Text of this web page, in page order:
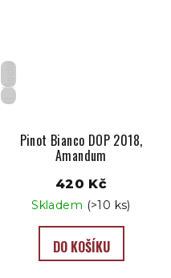
IT
Suché
Pinot Bianco DOP 2018,
Amandum
420 Kč
Skladem (>10 ks)
DO KOŠÍKU